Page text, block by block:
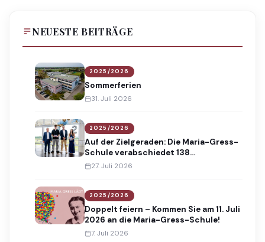
NEUESTE BEITRÄGE
2025/2026
Sommerferien
31. Juli 2026
2025/2026
Auf der Zielgeraden: Die Maria-Gress-
Schule verabschiedet 138
Absolventinnen und Absolventen
27. Juli 2026
2025/2026
Doppelt feiern – Kommen Sie am 11. Juli
2026 an die Maria-Gress-Schule!
7. Juli 2026